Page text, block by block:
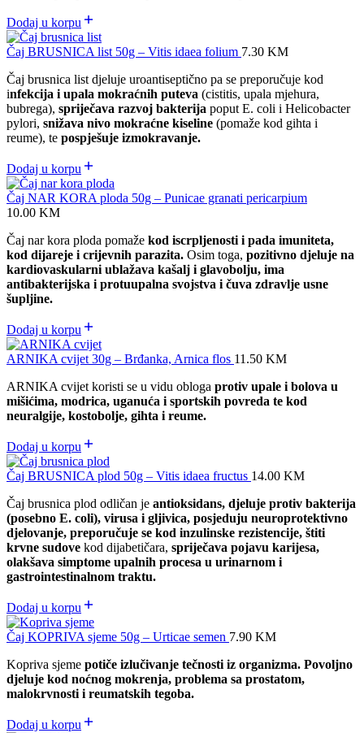
Dodaj u korpu
Čaj BRUSNICA list 50g – Vitis idaea folium 7.30 KM
Čaj brusnica list djeluje uroantiseptično pa se preporučuje kod
infekcija i upala mokraćnih puteva (cistitis, upala mjehura,
bubrega), spriječava razvoj bakterija poput E. coli i Helicobacter
pylori, snižava nivo mokraćne kiseline (pomaže kod gihta i
reume), te pospješuje izmokravanje.
Dodaj u korpu
Čaj NAR KORA ploda 50g – Punicae granati pericarpium
10.00 KM
Čaj nar kora ploda pomaže kod iscrpljenosti i pada imuniteta,
kod dijareje i crijevnih parazita. Osim toga, pozitivno djeluje na
kardiovaskularni ublažava kašalj i glavobolju, ima
antibakterijska i protuupalna svojstva i čuva zdravlje usne
šupljine.
Dodaj u korpu
ARNIKA cvijet 30g – Brđanka, Arnica flos 11.50 KM
ARNIKA cvijet koristi se u vidu obloga protiv upale i bolova u
mišićima, modrica, uganuća i sportskih povreda te kod
neuralgije, kostobolje, gihta i reume.
Dodaj u korpu
Čaj BRUSNICA plod 50g – Vitis idaea fructus 14.00 KM
Čaj brusnica plod odličan je antioksidans, djeluje protiv bakterija
(posebno E. coli), virusa i gljivica, posjeduju neuroprotektivno
djelovanje, preporučuje se kod inzulinske rezistencije, štiti
krvne sudove kod dijabetičara, spriječava pojavu karijesa,
olakšava simptome upalnih procesa u urinarnom i
gastrointestinalnom traktu.
Dodaj u korpu
Čaj KOPRIVA sjeme 50g – Urticae semen 7.90 KM
Kopriva sjeme potiče izlučivanje tečnosti iz organizma. Povoljno
djeluje kod noćnog mokrenja, problema sa prostatom,
malokrvnosti i reumatskih tegoba.
Dodaj u korpu